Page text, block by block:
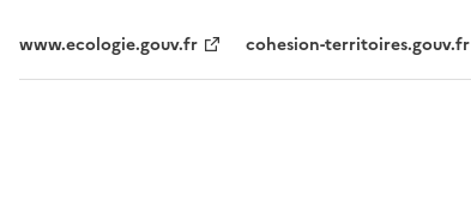
www.ecologie.gouv.fr cohesion-territoires.gouv.fr